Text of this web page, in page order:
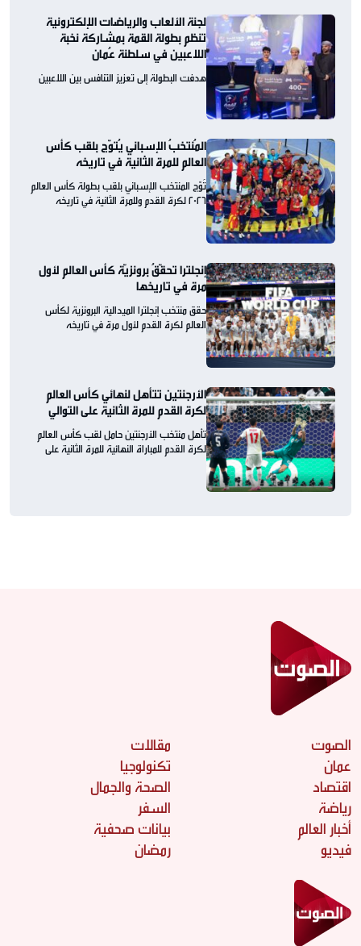
لجنة الألعاب والرياضات الإلكترونية
تنظم بطولة القمة بمشاركة نخبة
اللاعبين في سلطنة عُمان
هدفت البطولة إلى تعزيز التنافس بين اللاعبين
المُنتخبُ الإسباني يُتوّج بلقب كأس
العالم للمرة الثانية في تاريخه
تُوّج المنتخب الإسباني بلقب بطولة كأس العالم
2026 لكرة القدم وللمرة الثانية في تاريخه
إنجلترا تحقّقُ برونزيّة كأس العالم لأول
مرة في تاريخها
حقق منتخب إنجلترا الميدالية البرونزية لكأس
العالم لكرة القدم لأول مرة في تاريخه
الأرجنتين تتأهل لنهائي كأس العالم
لكرة القدم للمرة الثانية على التوالي
تأهل منتخب الأرجنتين حامل لقب كأس العالم
لكرة القدم للمباراة النهائية للمرة الثانية على
الصوت
عمان
اقتصاد
رياضة
أخبار العالم
فيديو
مقالات
تكنولوجيا
الصحة والجمال
السفر
بيانات صحفية
رمضان